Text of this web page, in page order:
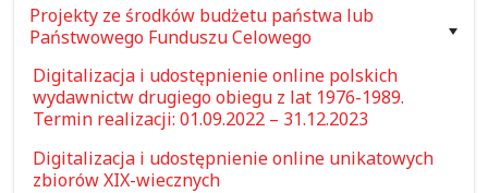
Projekty ze środków budżetu państwa lub
Państwowego Funduszu Celowego
Digitalizacja i udostępnienie online polskich
wydawnictw drugiego obiegu z lat 1976-1989.
Termin realizacji: 01.09.2022 – 31.12.2023
Digitalizacja i udostępnienie online unikatowych
zbiorów XIX-wiecznych